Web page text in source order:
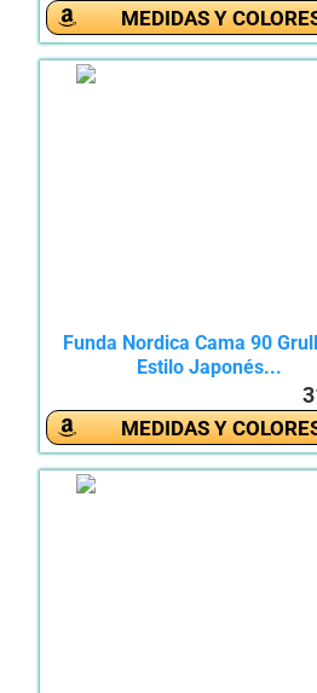
MEDIDAS Y
Funda Nordica Cama 90
Estilo Japonés...
MEDIDAS Y